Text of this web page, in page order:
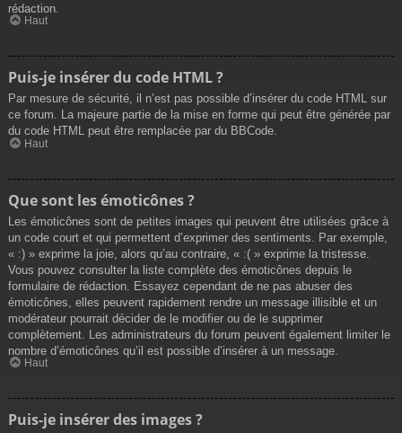
rédaction.
Haut
Puis-je insérer du code HTML ?
Par mesure de sécurité, il n’est pas possible d’insérer du code HTML sur
ce forum. La majeure partie de la mise en forme qui peut être générée par
du code HTML peut être remplacée par du BBCode.
Haut
Que sont les émoticônes ?
Les émoticônes sont de petites images qui peuvent être utilisées grâce à
un code court et qui permettent d’exprimer des sentiments. Par exemple,
« :) » exprime la joie, alors qu’au contraire, « :( » exprime la tristesse.
Vous pouvez consulter la liste complète des émoticônes depuis le
formulaire de rédaction. Essayez cependant de ne pas abuser des
émoticônes, elles peuvent rapidement rendre un message illisible et un
modérateur pourrait décider de le modifier ou de le supprimer
complètement. Les administrateurs du forum peuvent également limiter le
nombre d’émoticônes qu’il est possible d’insérer à un message.
Haut
Puis-je insérer des images ?